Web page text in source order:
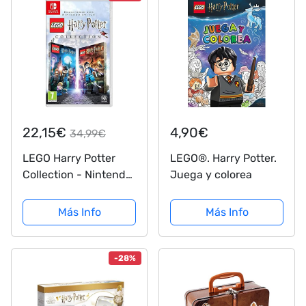
22,15€ 34,99€
LEGO Harry Potter
Collection - Nintendo
inglesa]Más Info
4,90€
LEGO®. Harry Potter.
Juega y colorea
Más Info
-28%